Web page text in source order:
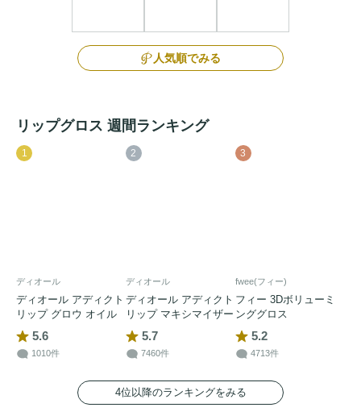
人気順でみる
リップグロス 週間ランキング
1
ディオール
ディオール アディクト
リップ グロウ オイル
5.6
1010件
2
ディオール
ディオール アディクト
リップ マキシマイザー
5.7
7460件
3
fwee(フィー)
フィー 3Dボリューミ
ンググロス
5.2
4713件
4位以降のランキングをみる